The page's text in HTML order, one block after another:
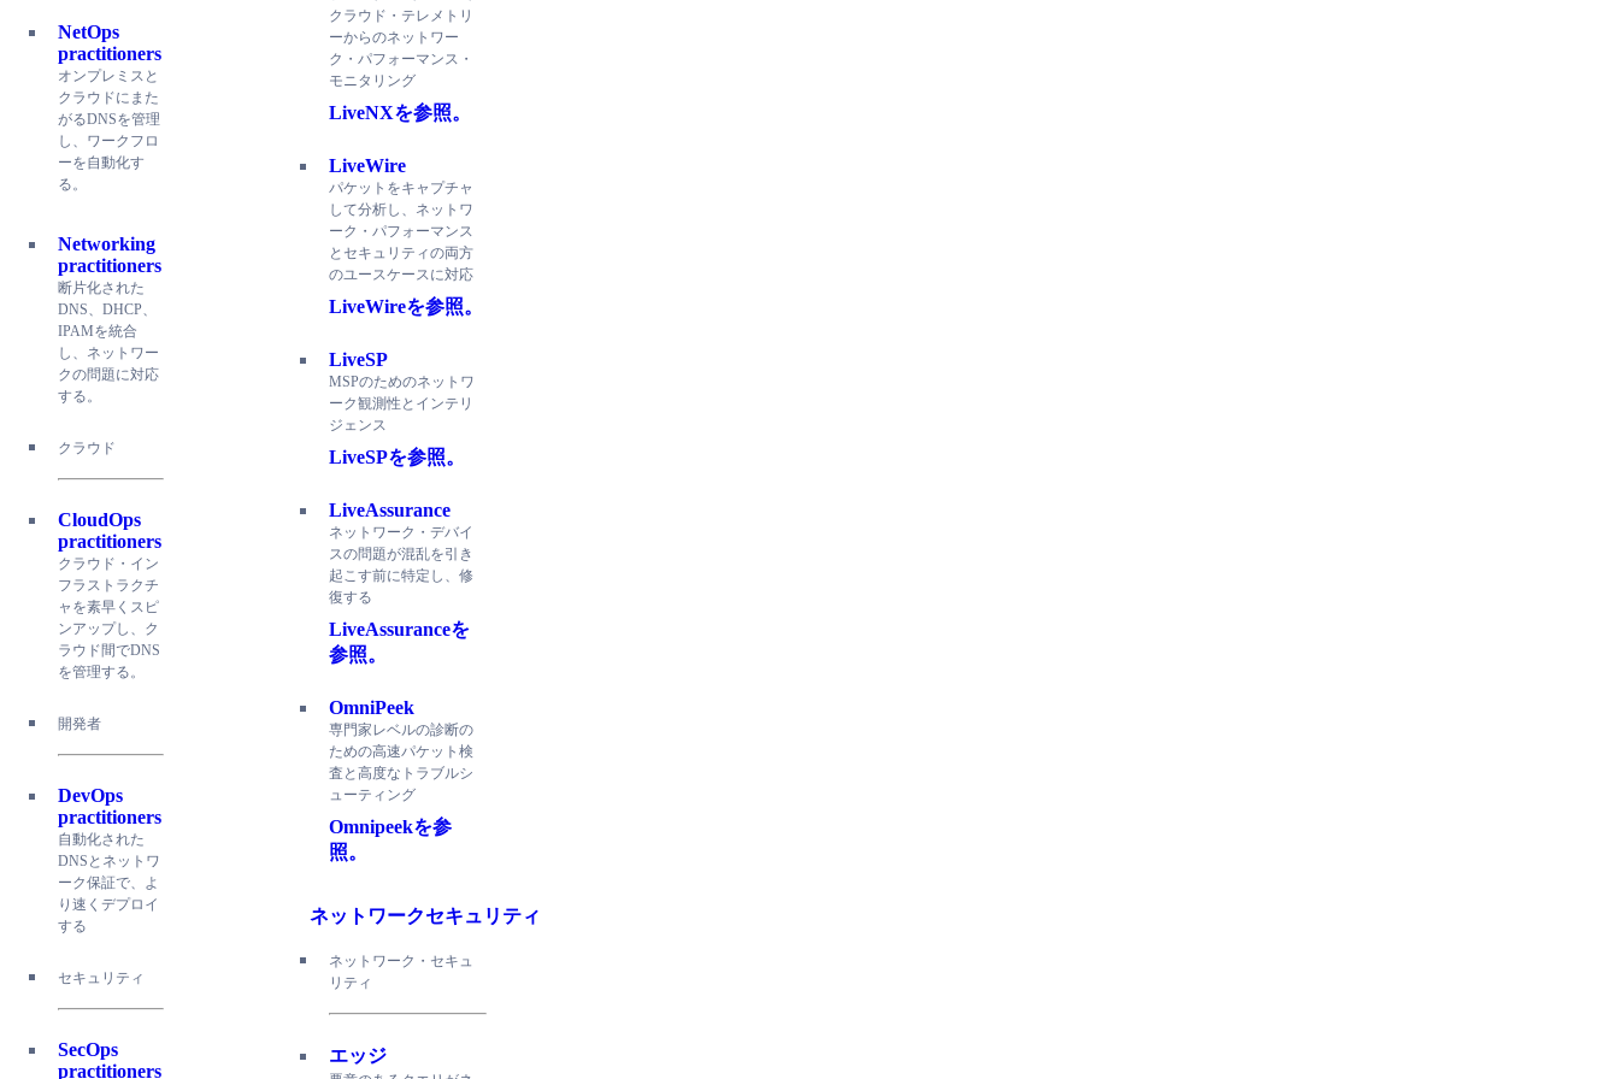
NetOps
practitioners
オンプレミスと
クラウドにまた
がるDNSを管理
し、ワークフロ
ーを自動化す
る。
Networking
practitioners
断片化された
DNS、DHCP、
IPAMを統合
し、ネットワー
クの問題に対応
する。
クラウド
CloudOps
practitioners
クラウド・イン
フラストラクチ
ャを素早くスピ
ンアップし、ク
ラウド間でDNS
を管理する。
開発者
DevOps
practitioners
自動化された
DNSとネットワ
ーク保証で、よ
り速くデプロイ
する
セキュリティ
SecOps
practitioners
クラウド・テレメトリ
ーからのネットワー
ク・パフォーマンス・
モニタリング
LiveNXを参照。
LiveWire
パケットをキャプチャ
して分析し、ネットワ
ーク・パフォーマンス
とセキュリティの両方
のユースケースに対応
LiveWireを参照。
LiveSP
MSPのためのネットワ
ーク観測性とインテリ
ジェンス
LiveSPを参照。
LiveAssurance
ネットワーク・デバイ
スの問題が混乱を引き
起こす前に特定し、修
復する
LiveAssuranceを
参照。
OmniPeek
専門家レベルの診断の
ための高速パケット検
査と高度なトラブルシ
ューティング
Omnipeekを参
照。
ネットワークセキュリティ
ネットワーク・セキュ
リティ
エッジ